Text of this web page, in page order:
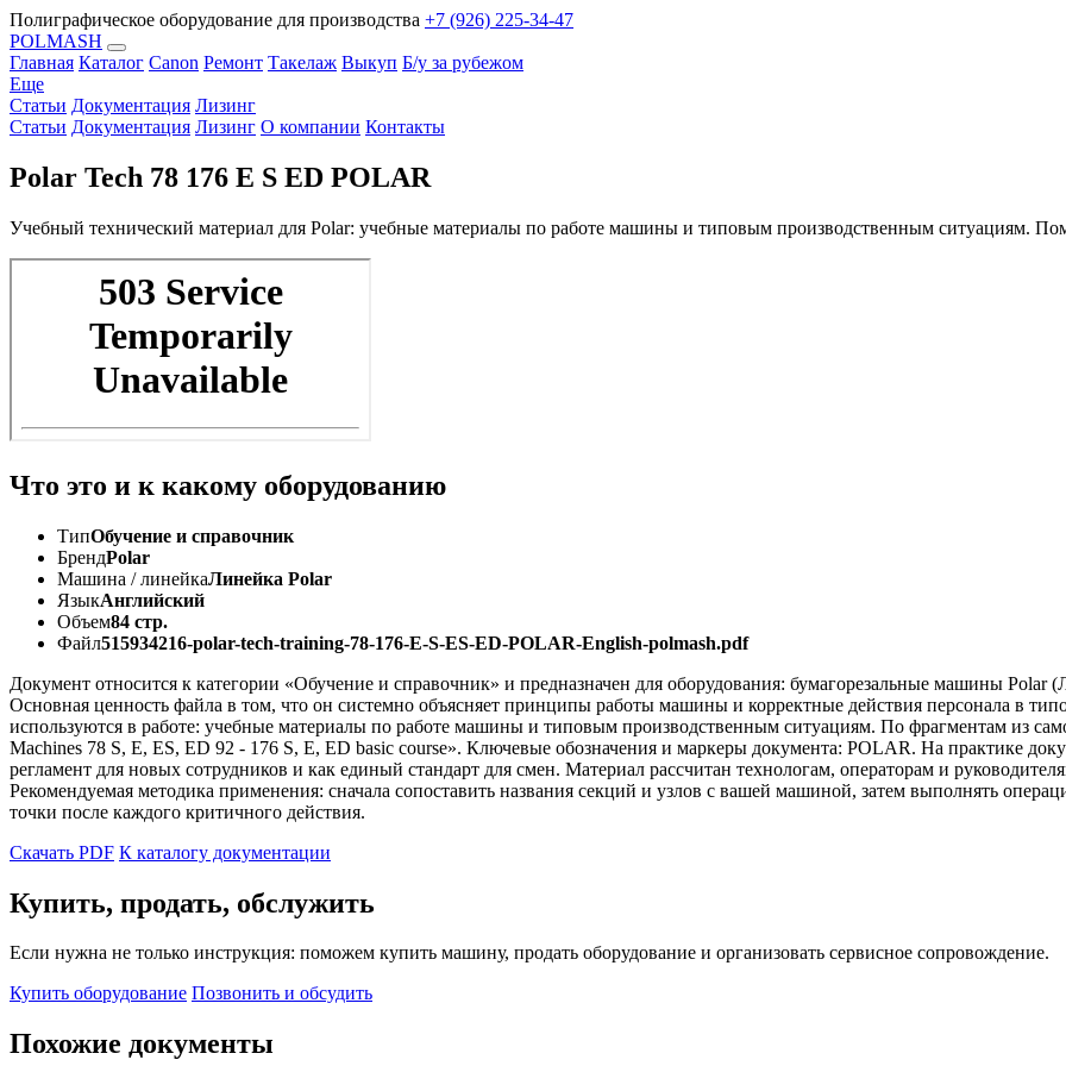
Полиграфическое оборудование для производства +7 (926) 225-34-47
POLMASH
Главная Каталог Canon Ремонт Такелаж Выкуп Б/у за рубежом
Еще
Статьи Документация Лизинг
Статьи Документация Лизинг О компании Контакты
Polar Tech 78 176 E S ED POLAR
Учебный технический материал для Polar: учебные материалы по работе машины и типовым производственным ситуациям.
Что это и к какому оборудованию
ТипОбучение и справочник
БрендPolar
Машина / линейкаЛинейка Polar
ЯзыкАнглийский
Объем84 стр.
Файл515934216-polar-tech-training-78-176-E-S-ES-ED-POLAR-English-polmash.pdf
Документ относится к категории «Обучение и справочник» и предназначен для оборудования: бумагорезальные машины Polar
Основная ценность файла в том, что он системно объясняет принципы работы машины и корректные действия персонала в
используются в работе: учебные материалы по работе машины и типовым производственным ситуациям. По фрагментам из
Machines 78 S, E, ES, ED 92 - 176 S, E, ED basic course». Ключевые обозначения и маркеры документа: POLAR. На практике
регламент для новых сотрудников и как единый стандарт для смен. Материал рассчитан технологам, операторам и
Рекомендуемая методика применения: сначала сопоставить названия секций и узлов с вашей машиной, затем выполнять
точки после каждого критичного действия.
Скачать PDF К каталогу документации
Купить, продать, обслужить
Если нужна не только инструкция: поможем купить машину, продать оборудование и организовать сервисное сопровождение.
Купить оборудование Позвонить и обсудить
Похожие документы